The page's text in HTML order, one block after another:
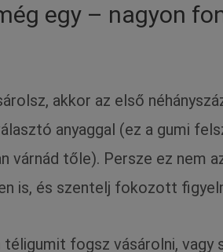
egy – nagyon
akkor az első
anyaggal (ez a gumi
várnád tőle). Persze ez nem
is, és szentelj fokozott
téligumit fogsz vásárolni,